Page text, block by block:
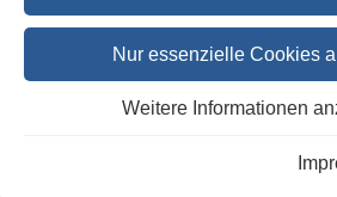
Nur essenzielle Cookies
Weitere Informationen